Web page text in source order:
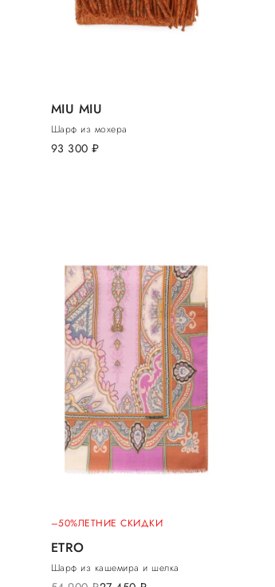
MIU MIU
Шарф из мохера
93 300 руб.
–50%ЛЕТНИЕ СКИДКИ
ETRO
Шарф из кашемира и шелка